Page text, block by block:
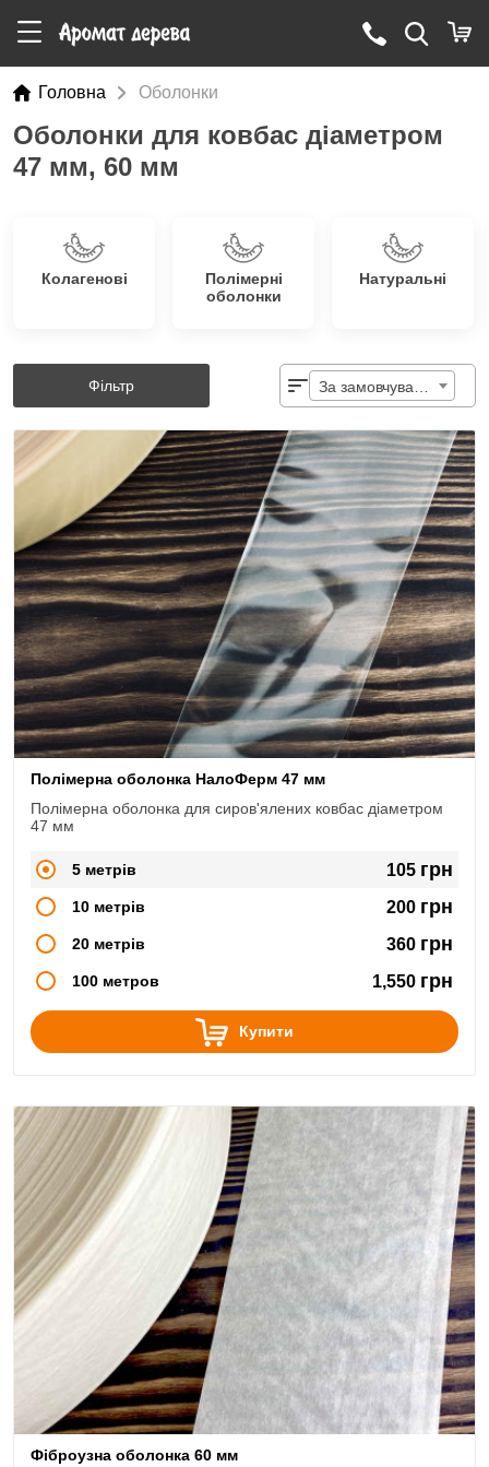
Головна Оболонки
Оболонки для ковбас діаметром
47 мм, 60 мм
Колагенові
Полімерні
оболонки
Натуральні
Фільтр
Полімерна оболонка НалоФерм 47 мм
Полімерна оболонка для сиров'ялених ковбас діаметром
47 мм
5 метрів 105 грн
10 метрів 200 грн
20 метрів 360 грн
100 метров 1,550 грн
Купити
Фіброузна оболонка 60 мм